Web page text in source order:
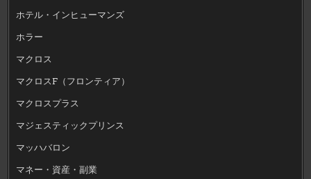
ホテル・インヒューマンズ
ホラー
マクロス
マクロスF（フロンティア）
マクロスプラス
マジェスティックプリンス
マッハバロン
マネー・資産・副業